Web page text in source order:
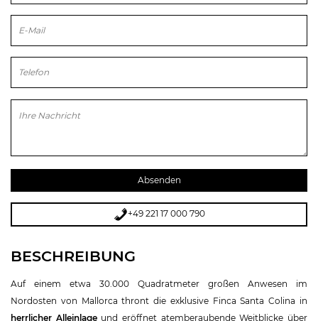
Bitte lasse dieses Feld leer.
+49 221 17 000 790
BESCHREIBUNG
Auf einem etwa 30.000 Quadratmeter großen Anwesen im
Nordosten von Mallorca thront die exklusive Finca Santa Colina in
herrlicher Alleinlageund eröffnet atemberaubende Weitblicke über